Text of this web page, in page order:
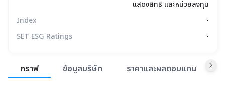
แสดงสิทธิ และหน่วยลงทุน
Index
-
SET ESG Ratings
-
กราฟ
ข้อมูลบริษัท ราคาและผลตอบแทน